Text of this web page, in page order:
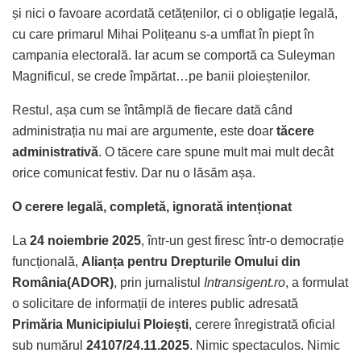
și nici o favoare acordată cetățenilor, ci o obligație legală,
cu care primarul Mihai Polițeanu s-a umflat în piept în
campania electorală. Iar acum se comportă ca Suleyman
Magnificul, se crede împărtat…pe banii ploieștenilor.
Restul, așa cum se întâmplă de fiecare dată când
administrația nu mai are argumente, este doar tăcere
administrativă. O tăcere care spune mult mai mult decât
orice comunicat festiv. Dar nu o lăsăm așa.
O cerere legală, completă, ignorată intenționat
La 24 noiembrie 2025, într-un gest firesc într-o democrație
funcțională, Alianța pentru Drepturile Omului din
România(ADOR), prin jurnalistul Intransigent.ro, a formulat
o solicitare de informații de interes public adresată
Primăria Municipiului Ploiești, cerere înregistrată oficial
sub numărul 24107/24.11.2025. Nimic spectaculos. Nimic